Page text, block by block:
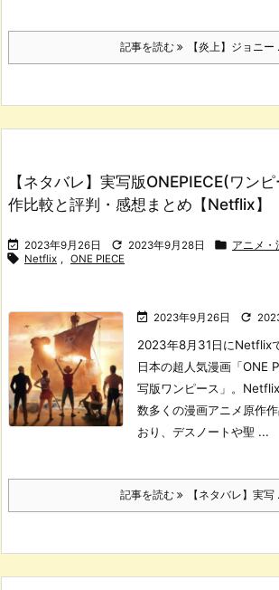
記事を読む 【炎上】ジョニー
【ネタバレ】実写版ONEPIECE(ワン
作比較と評判・感想まとめ【Netflix】
 2023年9月26日  2023年9月28日  アニメ・
 Netflix , ONE PIECE
 2023年9月26日 
2023年8月31日にNetflix
日本の超人気漫画「ONE
写版ワンピース」。
数多くの漫画アニメ原作
おり、デスノートや聖 ...
記事を読む 【ネタバレ】実写